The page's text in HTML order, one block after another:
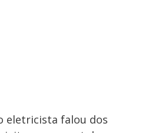
eletricista falou dos